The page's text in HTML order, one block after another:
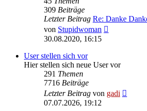
309 Beiträge
Letzter Beitrag Re: Danke
von Stupidwoman
30.08.2020, 16:15
User stellen sich vor
Hier stellen sich neue User vor
291 Themen
7716 Beiträge
Letzter Beitrag von gadi
07.07.2026, 19:12